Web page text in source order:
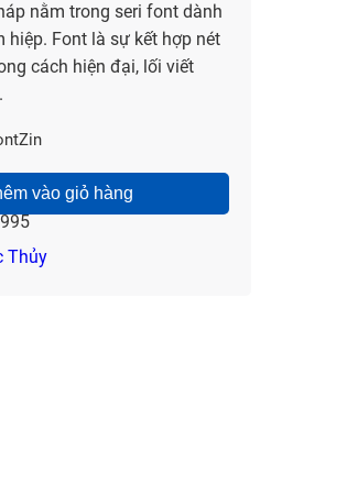
nằm trong seri font dành
hiệp. Font là sự kết hợp nét
cách hiện đại, lối viết
vào giỏ hàng
Thủy